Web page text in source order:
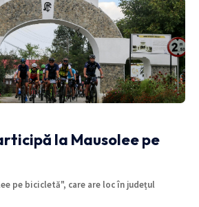
la Mausolee pe
pe bicicletă", care are loc în județul